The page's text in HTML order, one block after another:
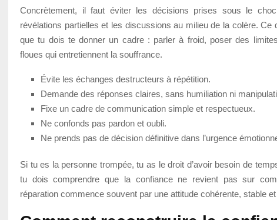
Concrètement, il faut éviter les décisions prises sous le
révélations partielles et les discussions au milieu de la colère. Ce
que tu dois te donner un cadre : parler à froid, poser des
floues qui entretiennent la souffrance.
Évite les échanges destructeurs à répétition.
Demande des réponses claires, sans humiliation ni
Fixe un cadre de communication simple et respectueux.
Ne confonds pas pardon et oubli.
Ne prends pas de décision définitive dans l’urgence
Si tu es la personne trompée, tu as le droit d’avoir besoin de
tu dois comprendre que la confiance ne revient pas sur
réparation commence souvent par une attitude cohérente, stable